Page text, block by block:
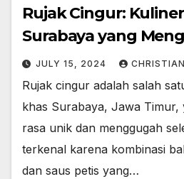
Rujak Cingur:
Surabaya yang
JULY 15, 2024
Rujak cingur adalah salah
khas Surabaya, Jawa Timur,
rasa unik dan menggugah
terkenal karena kombinasi
dan saus petis yang…